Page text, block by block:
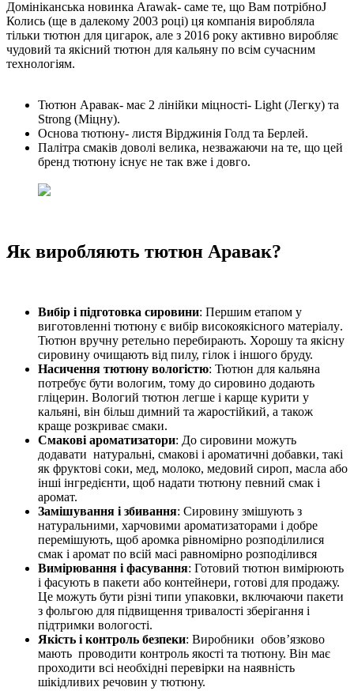
Домініканська новинка Arawak- саме те, що Вам потрібноJ
Колись (ще в далекому 2003 році) ця компанія виробляла
тільки тютюн для цигарок, але з 2016 року активно виробляє
чудовий та якісний тютюн для кальяну по всім сучасним
технологіям.
Тютюн Аравак- має 2 лінійки міцності- Light (Легку) та
Strong (Міцну).
Основа тютюну- листя Вірджинія Голд та Берлей.
Палітра смаків доволі велика, незважаючи на те, що цей
бренд тютюну існує не так вже і довго.
Як виробляють тютюн Аравак?
Вибір і підготовка сировини: Першим етапом у
виготовленні тютюну є вибір високоякісного матеріалу.
Тютюн вручну ретельно перебирають. Хорошу та якісну
сировину очищають від пилу, гілок і іншого бруду.
Насичення тютюну вологістю: Тютюн для кальяна
потребує бути вологим, тому до сировино додають
гліцерин. Вологий тютюн легше і карще курити у
кальяні, він більш димний та жаростійкий, а також
краще розкриває смаки.
Смакові ароматизатори: До сировини можуть
додавати натуральні, смакові і ароматичні добавки, такі
як фруктові соки, мед, молоко, медовий сироп, масла або
інші інгредієнти, щоб надати тютюну певний смак і
аромат.
Замішування і збивання: Сировину змішують з
натуральними, харчовими ароматизаторами і добре
перемішують, щоб аромка рівномірно розподілилися
смак і аромат по всій масі равномірно розподілився
Вимірювання і фасування: Готовий тютюн вимірюють
і фасують в пакети або контейнери, готові для продажу.
Це можуть бути різні типи упаковки, включаючи пакети
з фольгою для підвищення тривалості зберігання і
підтримки вологості.
Якість і контроль безпеки: Виробники обов’язково
мають проводити контроль якості та тютюну. Він має
проходити всі необхідні перевірки на наявність
шікідливих речовин у тютюну.